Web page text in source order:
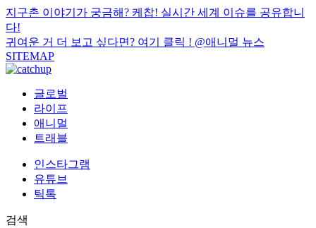
지구촌 이야기가 궁금해? 케찹! 실시간 세계 이슈를 공유합니
다!
귀여운 거 더 보고 싶다면? 여기 클릭 ! @애니멀 뉴스
SITEMAP
글로벌
라이프
애니멀
트래블
인스타그램
유튜브
틱톡
검색